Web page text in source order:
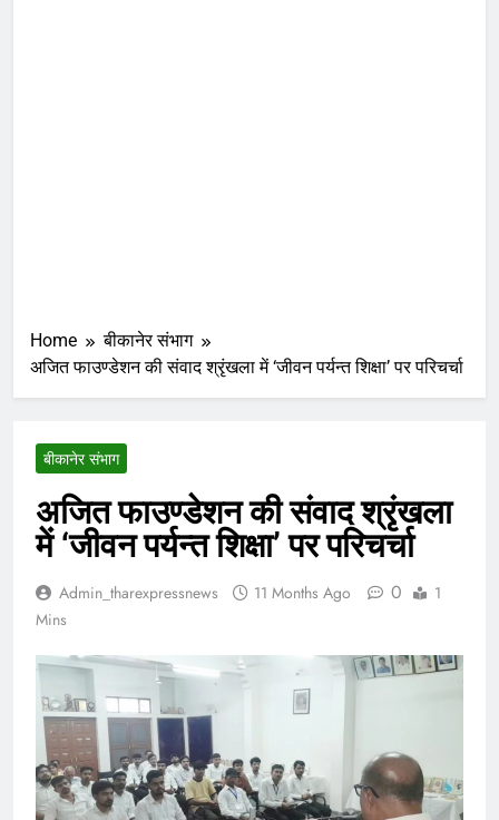
Home
बीकानेर संभाग
अजित फाउण्डेशन की संवाद श्रृंखला में ‘जीवन पर्यन्त शिक्षा’ पर परिचर्चा
बीकानेर संभाग
अजित फाउण्डेशन की संवाद श्रृंखला
में ‘जीवन पर्यन्त शिक्षा’ पर परिचर्चा
Admin_tharexpressnews 11 Months Ago 0
1
Mins